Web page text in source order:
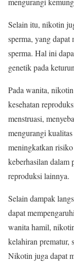
Selain itu, nikotin
sperma, yang dapat
sperma. Hal ini
genetik pada
Pada wanita,
kesehatan
menstruasi,
mengurangi
meningkatkan
keberhasilan
reproduksi lainnya.
Selain dampak
dapat
wanita hamil,
kelahiran prematur,
Nikotin juga dapat